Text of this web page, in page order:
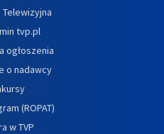
tvp.pl
ogłoszenia
o nadawcy
(ROPAT)
w TVP